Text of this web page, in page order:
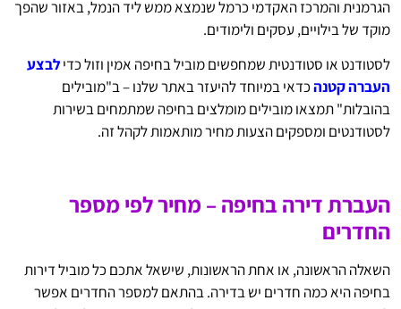
הגרמנית והמרכז האקדמי כרמל שנמצא ממש ליד הנמל, באזור שהפך
מוקד של בילויים, עסקים ולימודים.
לסטודנט או סטודנטית שמחפשים מוביל בחיפה אמין וזול כדילבצע
העברה קטנהכדאי במיוחד להיעזר באתר שלנו – ב"מובילים
בהובלות" תמצאו מובילים מומלצים בחיפה שמתמחים בשירות
לסטודנטים ומספקים הצעות מחיר מותאמות לקהל זה.
העברת דירה בחיפה – מחיר לפי מספר
החדרים
השאלה הראשונה, או אחת הראשונות, שישאל אתכם כל מוביל דירות
בחיפה היא כמה חדרים יש בדירה. בהתאם למספר החדרים אפשר